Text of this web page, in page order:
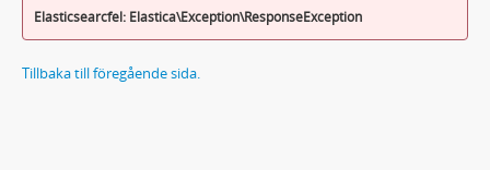
Elasticsearcfel: Elastica\Exception\ResponseException
Tillbaka till föregående sida.